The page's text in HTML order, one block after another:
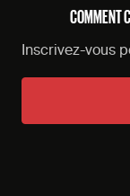
COMMENT
Inscrivez-vous